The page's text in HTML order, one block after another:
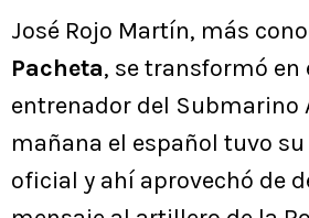
José Rojo Martín, más
Pacheta, se transformó en
entrenador del Submarino
mañana el español tuvo
oficial y ahí aprovechó de